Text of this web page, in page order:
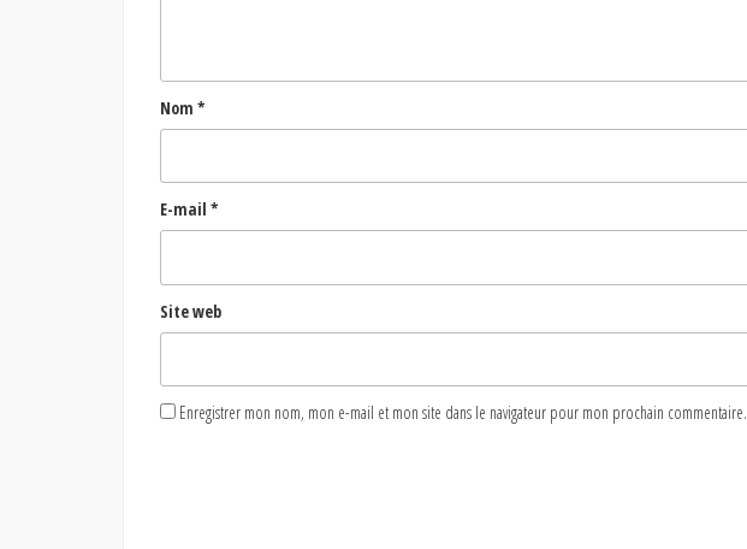
Nom *
E-mail *
Site web
Enregistrer mon nom, mon e-mail et mon site dans le navigateur pour mon prochain commentaire.